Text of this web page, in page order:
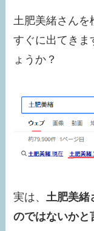
土肥美緒さんを
すぐに出てきま
ょうか？
実は、 土肥美緒
のではないかと